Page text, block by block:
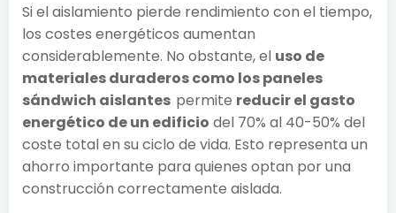
Si el aislamiento pierde rendimiento con el tiempo,
los costes energéticos aumentan
considerablemente. No obstante, el uso de
materiales duraderos como los paneles
sándwich aislantes permite reducir el gasto
energético de un edificio del 70% al 40-50% del
coste total en su ciclo de vida. Esto representa un
ahorro importante para quienes optan por una
construcción correctamente aislada.